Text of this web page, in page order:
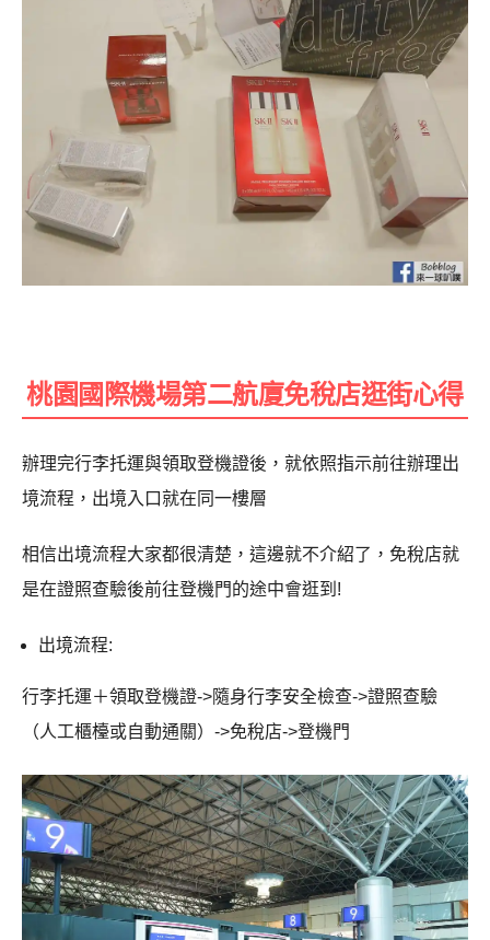
桃園國際機場第二航廈免稅店逛街心得
辦理完行李托運與領取登機證後，就依照指示前往辦理出
境流程，出境入口就在同一樓層
相信出境流程大家都很清楚，這邊就不介紹了，免稅店就
是在證照查驗後前往登機門的途中會逛到!
出境流程:
行李托運＋領取登機證->隨身行李安全檢查->證照查驗
（人工櫃檯或自動通關）->免稅店->登機門